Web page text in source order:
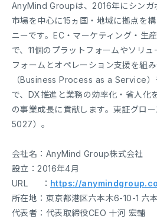
AnyMind Groupは、2016年にシンガ
市場を中心に15ヵ国・地域に拠点を
ニーです。EC・マーケティング・生
で、11個のプラットフォームやソリ
フォームとオペレーション支援を組
（Business Process as a Service）
で、DX推進と業務の効率化・省人化
の事業成長に貢献します。東証グロ
5027）。
会社名：AnyMind Group株式会社
設立：2016年4月
URL ： https://
所在地：東京都港区六本木6-10-1 六
代表者：代表取締役CEO 十河 宏輔